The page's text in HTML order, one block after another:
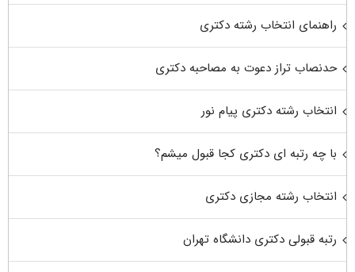
راهنمای انتخاب رشته دکتری
حدنصاب تراز دعوت به مصاحبه دکتری
انتخاب رشته دکتری پیام نور
با چه رتبه ای دکتری کجا قبول میشم؟
انتخاب رشته مجازی دکتری
رتبه قبولی دکتری دانشگاه تهران